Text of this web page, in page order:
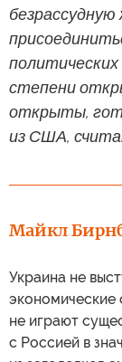
политических
степени
открыты,
из США,
Майкл
Украина не
не играют
с Россией в